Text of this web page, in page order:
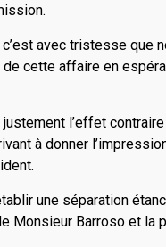
avec tristesse que
cette affaire en
justement l’effet
à donner
une séparation
Monsieur Barroso et la